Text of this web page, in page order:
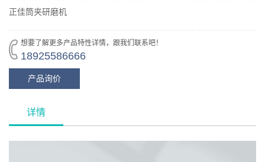
正佳筒夹研磨机
想要了解更多产品特性详情，跟我们联系吧！
18925586666
产品询价
详情